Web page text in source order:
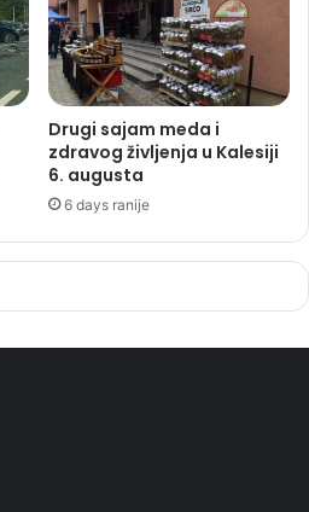
Drugi sajam meda i
zdravog življenja u Kalesiji
6. augusta
6 days ranije